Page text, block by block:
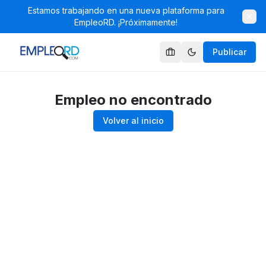
Estamos trabajando en una nueva plataforma para
EmpleoRD. ¡Próximamente!
Publicar
Empleo no encontrado
Volver al inicio